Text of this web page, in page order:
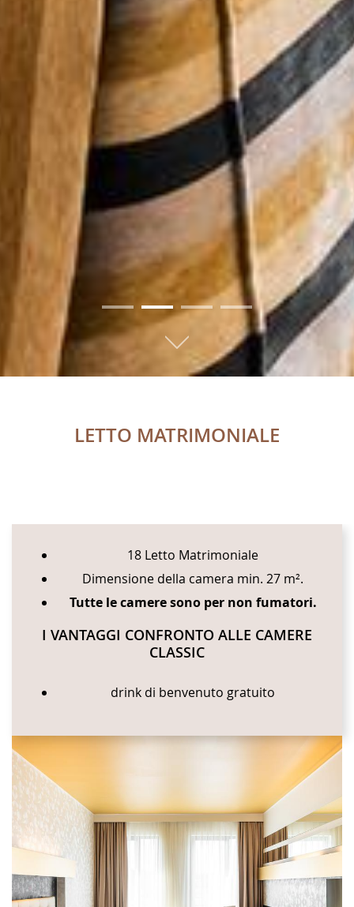
02 04
LETTO MATRIMONIALE
18 Letto Matrimoniale
Dimensione della camera min. 27 m².
Tutte le camere sono per non fumatori.
I VANTAGGI CONFRONTO ALLE CAMERE
CLASSIC
drink di benvenuto gratuito